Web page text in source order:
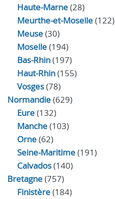
Haute-Marne(28)
Meurthe-et-Moselle(122)
Meuse(30)
Moselle(194)
Bas-Rhin(197)
Haut-Rhin(155)
Vosges(78)
Normandie(629)
Eure(132)
Manche(103)
Orne(62)
Seine-Maritime(191)
Calvados(140)
Bretagne(757)
Finistère(184)